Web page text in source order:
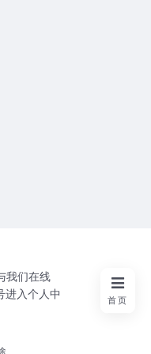
我们在线
进入个人中
首页